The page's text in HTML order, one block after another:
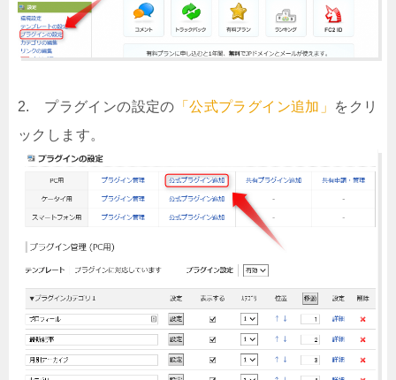
2. プラグインの設定の 「公式プラグイン追加」
をクリ
ックします。